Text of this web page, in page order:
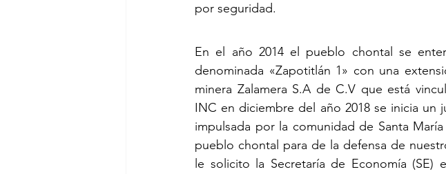
por seguridad.
En el año 2014 el pueblo chontal se
denominada «Zapotitlán 1» con una
minera Zalamera S.A de C.V que está
INC en diciembre del año 2018 se inicia
impulsada por la comunidad de Santa
pueblo chontal para de la defensa de
le solicito la Secretaría de Economía